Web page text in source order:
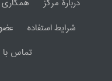
شرایط استفاده
تماس با